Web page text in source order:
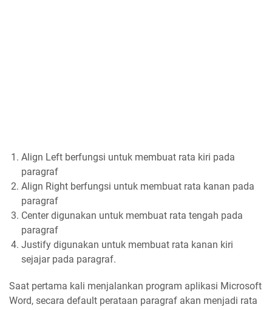
Align Left berfungsi untuk membuat rata kiri pada
paragraf
Align Right berfungsi untuk membuat rata kanan pada
paragraf
Center digunakan untuk membuat rata tengah pada
paragraf
Justify digunakan untuk membuat rata kanan kiri
sejajar pada paragraf.
Saat pertama kali menjalankan program aplikasi Microsoft
Word, secara default perataan paragraf akan menjadi rata